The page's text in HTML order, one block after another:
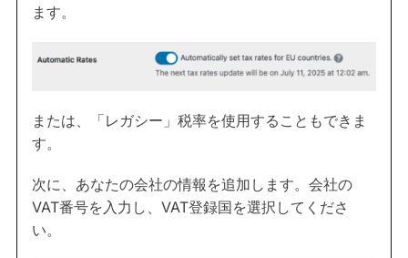
ます。
または、「レガシー」税率を使用することもできま
す。
次に、あなたの会社の情報を追加します。会社の
VAT番号を入力し、VAT登録国を選択してくださ
い。